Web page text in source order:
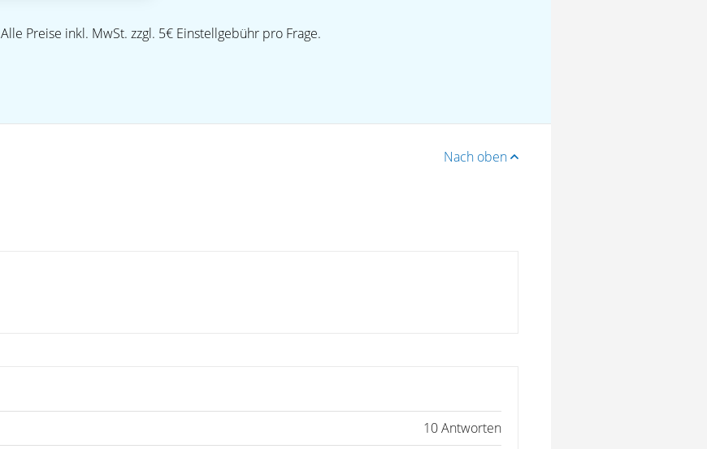
Alle Preise inkl. MwSt. zzgl. 5€ Einstellgebühr pro Frage.
Nach oben
10 Antworten